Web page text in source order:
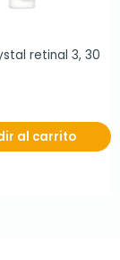
retinal 3, 30
al carrito